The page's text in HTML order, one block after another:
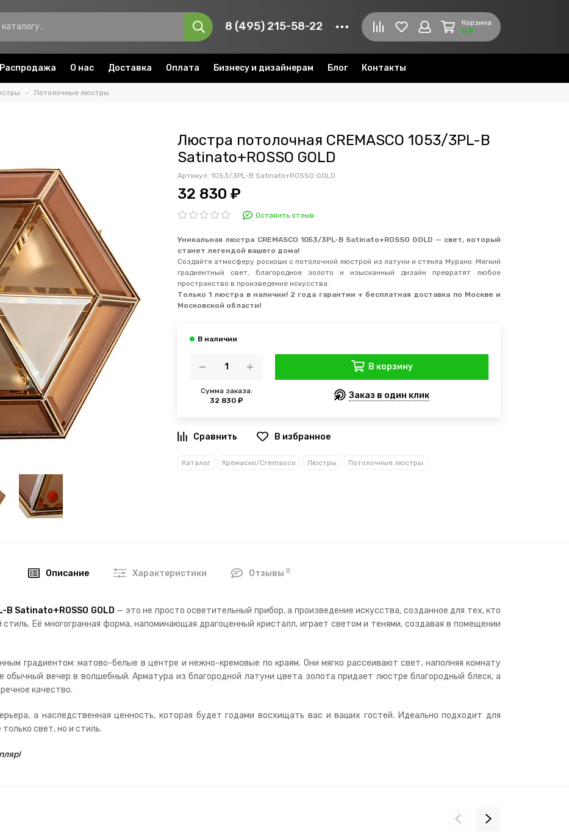
8 (495) 215-58-22
Корзина
0 ₽
Распродажа О нас Доставка Оплата Бизнесу и дизайнерам Блог Контакты
Потолочные люстры
Люстра потолочная CREMASCO 1053/3PL-B
Satinato+ROSSO GOLD
Артикул: 1053/3PL-B Satinato+ROSSO GOLD
32 830 ₽
Оставить отзыв
Уникальная люстра CREMASCO 1053/3PL-B Satinato+ROSSO GOLD — свет, который
станет легендой вашего дома!
Создайте атмосферу роскоши с потолочной люстрой из латуни и стекла Мурано. Мягкий
градиентный свет, благородное золото и изысканный дизайн превратят любое
пространство в произведение искусства.
Только 1 люстра в наличии! 2 года гарантии + бесплатная доставка по Москве и
Московской области!
Сумма заказа:
32 830 ₽
В корзину
Заказ в один клик
В избранное
Каталог Кремаско/Cremasco Люстры Потолочные люстры
Описание Характеристики Отзывы 0
B Satinato+ROSSO GOLD — это не просто осветительный прибор, а произведение искусства, созданное для тех, кто
Её многогранная форма, напоминающая драгоценный кристалл, играет светом и тенями, создавая в помещении
градиентом: матово-белые в центре и нежно-кремовые по краям. Они мягко рассеивают свет, наполняя комнату
вечер в волшебный. Арматура из благородной латуни цвета золота придает люстре благородный блеск, а
качество.
а наследственная ценность, которая будет годами восхищать вас и ваших гостей. Идеально подходит для
свет, но и стиль.